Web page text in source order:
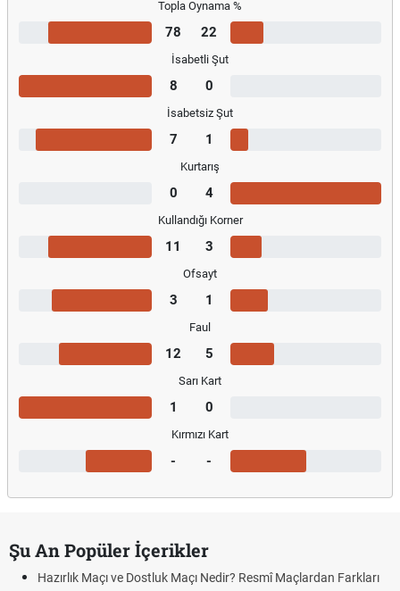
Topla Oynama %
78 22
İsabetli Şut
8 0
İsabetsiz Şut
7 1
Kurtarış
0 4
Kullandığı Korner
11 3
Ofsayt
3 1
Faul
12 5
Sarı Kart
1 0
Kırmızı Kart
- -
Şu An Popüler İçerikler
Hazırlık Maçı ve Dostluk Maçı Nedir? Resmî Maçlardan Farkları